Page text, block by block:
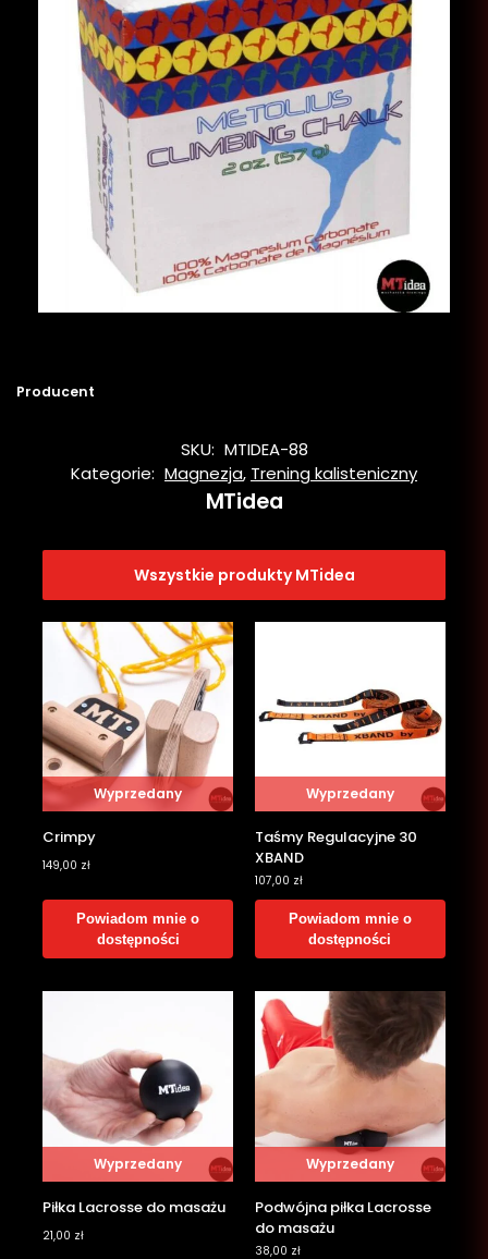
Producent
SKU: MTIDEA-88
Kategorie: Magnezja, Trening kalisteniczny
MTidea
Wszystkie produkty MTidea
Wyprzedany
Crimpy
149,00 zł
Powiadom mnie o
dostępności
Wyprzedany
Taśmy Regulacyjne 30
XBAND
107,00 zł
Powiadom mnie o
dostępności
Wyprzedany
Piłka Lacrosse do masażu
21,00 zł
Wyprzedany
Podwójna piłka Lacrosse
do masażu
38,00 zł